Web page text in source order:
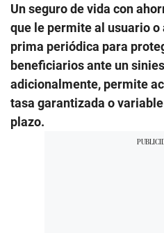
Un seguro de vida con
que le permite al usuario o
prima periódica para
beneficiarios ante un
adicionalmente, permite
tasa garantizada o
plazo.